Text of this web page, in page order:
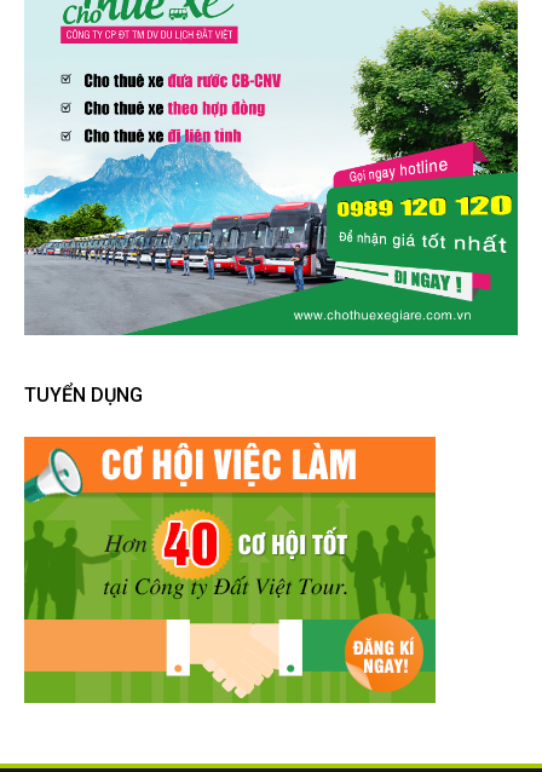
TUYỂN DỤNG